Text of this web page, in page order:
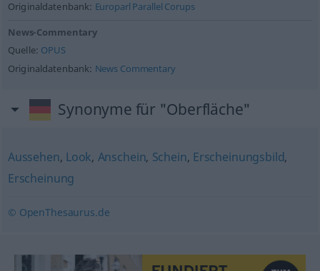
Originaldatenbank: Europarl Parallel Corups
News-Commentary
Quelle: OPUS
Originaldatenbank: News Commentary
Synonyme für "Oberfläche"
Aussehen, Look, Anschein, Schein, Erscheinungsbild,
Erscheinung
© OpenThesaurus.de